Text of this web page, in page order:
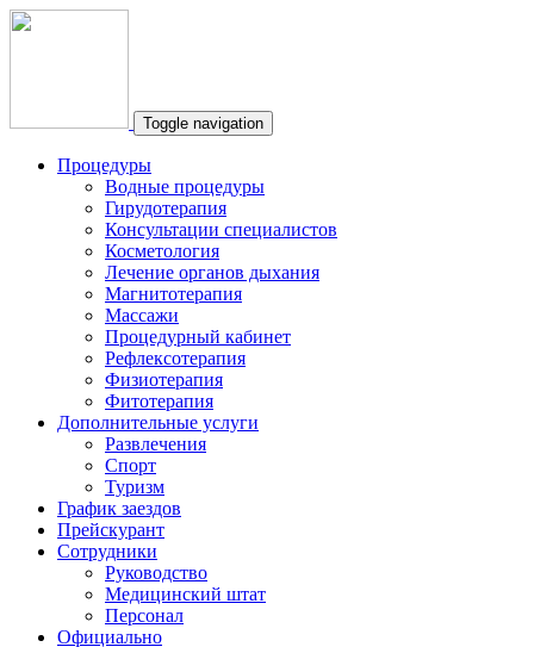
Toggle navigation
Процедуры
Водные процедуры
Гирудотерапия
Консультации специалистов
Косметология
Лечение органов дыхания
Магнитотерапия
Массажи
Процедурный кабинет
Рефлексотерапия
Физиотерапия
Фитотерапия
Дополнительные услуги
Развлечения
Спорт
Туризм
График заездов
Прейскурант
Сотрудники
Руководство
Медицинский штат
Персонал
Официально